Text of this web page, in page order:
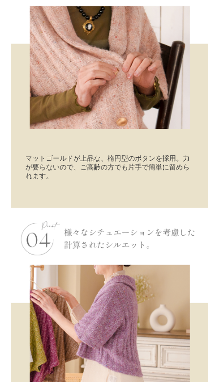
マットゴールドが上品な、楕円型のボタンを採用。力
が要らないので、ご高齢の方でも片手で簡単に留めら
れます。